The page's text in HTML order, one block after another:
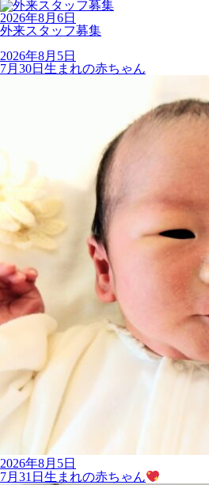
2026年8月6日
外来スタッフ募集
2026年8月5日
7月30日生まれの赤ちゃん
2026年8月5日
7月31日生まれの赤ちゃん